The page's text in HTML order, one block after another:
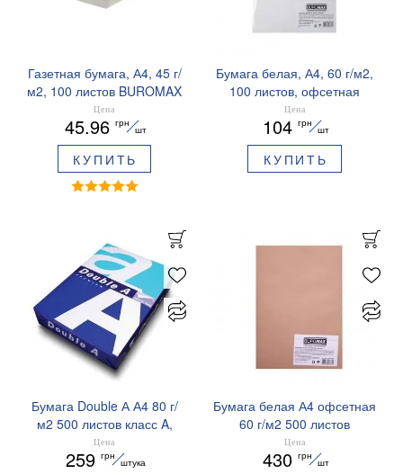
Газетная бумага, А4, 45 г/
м2, 100 листов BUROMAX
BM.27261100
Цена
45.96 грн
шт
КУПИТЬ
Бумага белая, А4, 60 г/м2,
100 листов, офсетная
BUROMAX BM.27241100
Цена
104 грн
шт
КУПИТЬ
Бумага Double А А4 80 г/
м2 500 листов класс A,
A4.80.Double.A
Цена
259 грн
штука
Бумага белая А4 офсетная
60 г/м2 500 листов
BUROMAX BM.27241500
Цена
430 грн
шт